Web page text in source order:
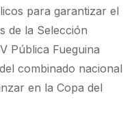
para garantizar el
de la Selección
Pública Fueguina
combinado nacional
en la Copa del